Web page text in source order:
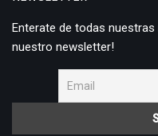
Enterate de todas
nuestro newsletter!